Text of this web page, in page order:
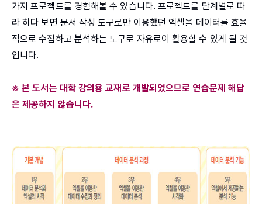
가지 프로젝트를 경험해볼 수 있습니다. 프로젝트를 단계별로 따
라 하다 보면 문서 작성 도구로만 이용했던 엑셀을 데이터를 효율
적으로 수집하고 분석하는 도구로 자유로이 활용할 수 있게 될 것
입니다.
※ 본 도서는 대학 강의용 교재로 개발되었으므로 연습문제 해답
은 제공하지 않습니다.